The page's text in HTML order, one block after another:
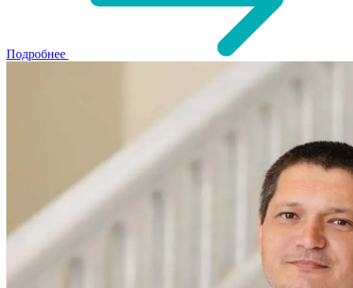
Подробнее